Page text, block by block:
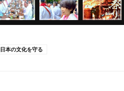
日本の文化を守る